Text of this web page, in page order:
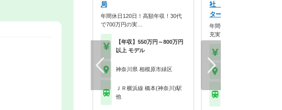
局
年間休日120日！高額年収！30代
で700万円の実…
【年収】550万円～800万円
以上 モデル
神奈川県 相模原市緑区
ＪＲ横浜線 橋本(神奈川)駅
他
社 相模原ロジスティク
ター
年間休日121日◎プライベー
充実させながら働け…